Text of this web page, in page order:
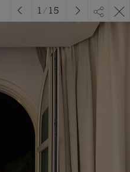
1/15